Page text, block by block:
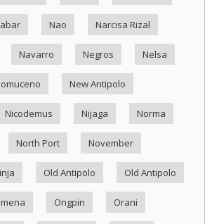
Nao Narcisa Rizal
Navarro Negros Nelsa
New Antipolo
Nicodemus Nijaga Norma
North Port November
Old Antipolo Old Antipolo
Ongpin Orani